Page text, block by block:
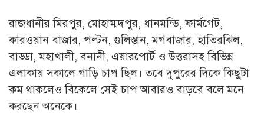
রাজধানীর মিরপুর, মোহাম্মদপুর, ধানমন্ডি, ফার্মগেট,
কারওয়ান বাজার, পল্টন, গুলিস্তান, মগবাজার, হাতিরঝিল,
বাড্ডা, মহাখালী, বনানী, এয়ারপোর্ট ও উত্তরাসহ বিভিন্ন
এলাকায় সকালে গাড়ি চাপ ছিল। তবে দুপুরের দিকে কিছুটা
কম থাকলেও বিকেলে সেই চাপ আবারও বাড়বে বলে মনে
করছেন অনেকে।